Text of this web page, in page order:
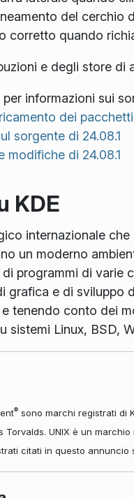
del cerchio
corretto quando
e degli store di
per informazioni sui
dei pacchetti
sorgente di 24.08.1
modifiche di 24.08.1
KDE
internazionale
un moderno
programmi di varie
grafica e di sviluppo
tenendo conto dei
sistemi Linux, BSD,
® sono marchi registrati di
UNIX è un
citati in questo